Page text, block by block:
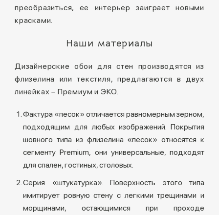
преобразиться, ее интерьер заиграет новыми
красками.
Наши материалы
Дизайнерские обои для стен производятся из
флизелина или текстиля, предлагаются в двух
линейках – Премиум и ЭКО.
Фактура «песок» отличается равномерным зерном,
подходящим для любых изображений. Покрытия
шовного типа из флизелина «песок» относятся к
сегменту Premium, они универсальные, подходят
для спален, гостиных, столовых.
Серия «штукатурка». Поверхность этого типа
имитирует ровную стену с легкими трещинами и
морщинами, остающимися при проходе